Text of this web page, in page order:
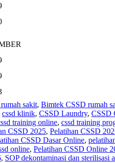
sakit, Bimtek CSSD rumah
cssd klinik, CSSD Laundry, CSSD
training online, cssd training
CSSD 2025, Pelatihan CSSD
CSSD Dasar Online,
online, Pelatihan CSSD Online
, SOP dekontaminasi dan sterilisasi